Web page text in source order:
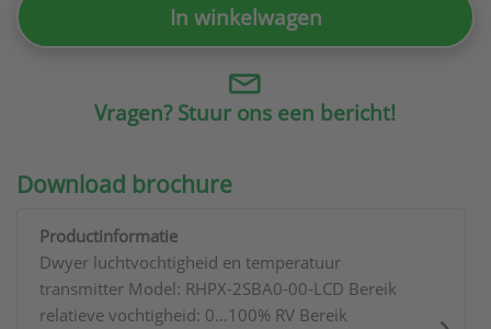
In winkelwagen
Vragen? Stuur ons een bericht!
Download brochure
Productinformatie
Dwyer luchtvochtigheid en temperatuur
transmitter Model: RHPX-2SBA0-00-LCD Bereik
relatieve vochtigheid: 0…100% RV Bereik